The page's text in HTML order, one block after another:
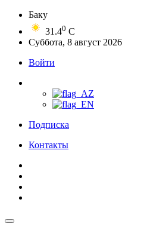
Баку
31.40 C
Суббота, 8 август 2026
Войти
Подписка
Контакты